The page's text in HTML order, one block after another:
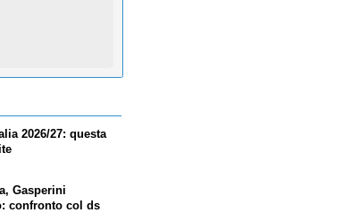
2026/27: questa
Gasperini
confronto col ds